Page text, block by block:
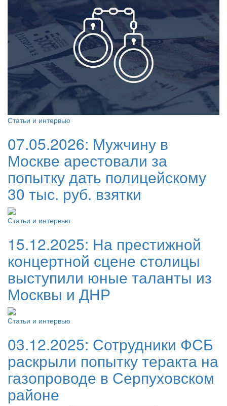
Статьи и интервью
07.05.2026: Мужчину в
Москве арестовали за
попытку дать полицейскому
30 тыс. руб. взятки
Статьи и интервью
15.12.2025: На престижной
концертной сцене столицы
выступили юные таланты из
Москвы и ДНР
Статьи и интервью
03.12.2025: Сотрудники ФСБ
раскрыли попытку теракта на
газопроводе в Серпуховском
районе